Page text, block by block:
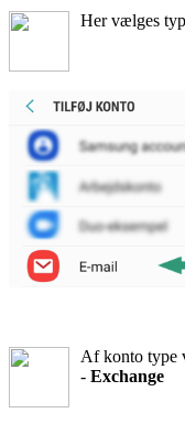
Her vælges
Af konto type
- Exchange